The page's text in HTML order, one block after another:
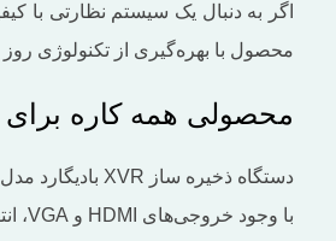
محصول با بهره‌گیری از تکنولوژی
محصولی همه ‌کاره
با وجود خروجی‌های HDMI و VGA، انتقال تصویر به نمایشگرهای مختلف بسیار آسان و بدون کاهش کیفیت انجام می‌شود.